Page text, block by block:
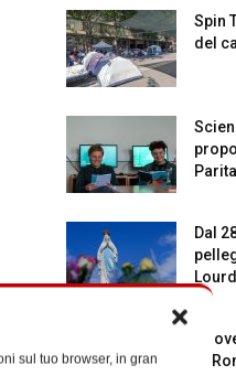
sul tuo browser, in gran
Spin
del
Dal
di